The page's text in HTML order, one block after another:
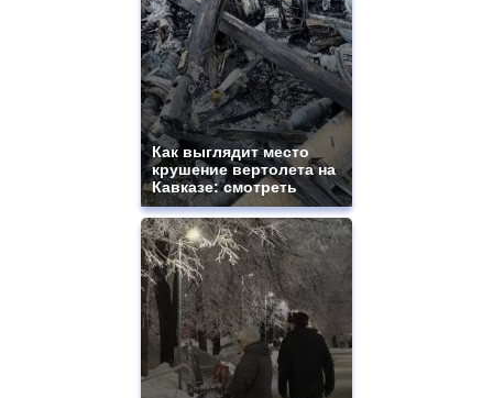
Как выглядит место
крушение вертолета на
Кавказе: смотреть